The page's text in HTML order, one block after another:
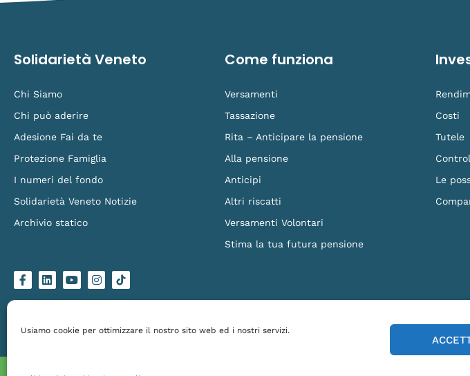
Usiamo cookie per ottimizzare il nostro sito web ed i nostri servizi.
Solidarietà Veneto
Chi Siamo
Chi può aderire
Adesione Fai da te
Protezione Famiglia
I numeri del fondo
Solidarietà Veneto Notizie
Archivio statico
c
e
b
k
n
k
e
n
u
t
u
s
t
a
a
g
o
-
k
Come funziona
Versamenti
Tassazione
Rita – Anticipare la pensione
Alla pensione
Anticipi
Altri riscatti
Versamenti Volontari
Stima la tua futura pensione
Costi
Tutele
Le